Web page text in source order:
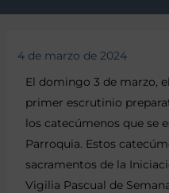
4 de marzo de 2024
El domingo 3 de marzo,
primer escrutinio
los catecúmenos que se
Parroquia. Estos
sacramentos de la
Vigilia Pascual de